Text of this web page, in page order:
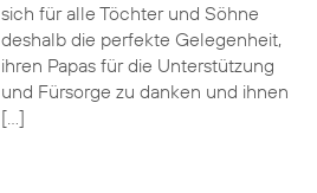
sich für alle Töchter und Söhne
deshalb die perfekte Gelegenheit,
ihren Papas für die Unterstützung
und Fürsorge zu danken und ihnen
[…]